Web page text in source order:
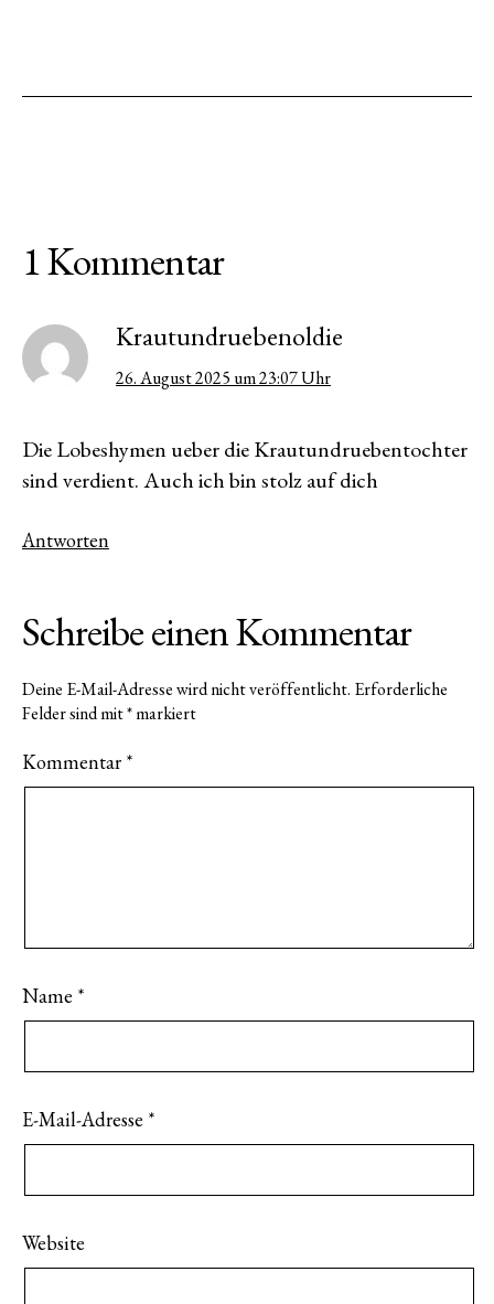
1 Kommentar
Krautundruebenoldie
26. August 2025 um 23:07 Uhr
Die Lobeshymen ueber die Krautundruebentochter
sind verdient. Auch ich bin stolz auf dich
Antworten
Schreibe einen Kommentar
Deine E-Mail-Adresse wird nicht veröffentlicht. Erforderliche
Felder sind mit*markiert
Kommentar *
Name *
E-Mail-Adresse *
Website